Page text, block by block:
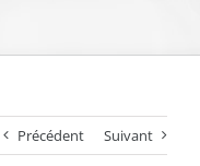
Précédent Suivant